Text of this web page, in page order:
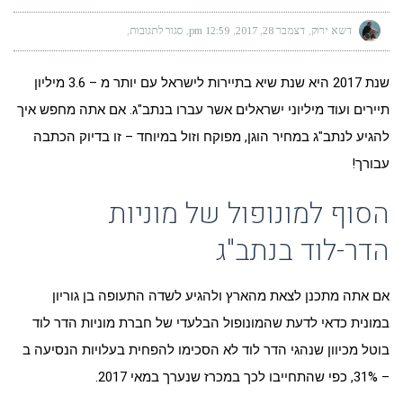
דשא ירוק דצמבר 28, 2017 12:59 pm סגור לתגובות
להגיע
בן
בזול?
שנת 2017 היא שנת שיא בתיירות לישראל עם יותר מ – 3.6 מיליון
תיירים ועוד מיליוני ישראלים אשר עברו בנתב"ג. אם אתה מחפש איך
להגיע לנתב"ג במחיר הוגן, מפוקח וזול במיוחד – זו בדיוק הכתבה
עבורך!
הסוף למונופול של מוניות
הדר-לוד בנתב"ג
אם אתה מתכנן לצאת מהארץ ולהגיע לשדה התעופה בן גוריון
במונית כדאי לדעת שהמונופול הבלעדי של חברת מוניות הדר לוד
בוטל מכיוון שנהגי הדר לוד לא הסכימו להפחית בעלויות הנסיעה ב
– 31%, כפי שהתחייבו לכך במכרז שנערך במאי 2017.